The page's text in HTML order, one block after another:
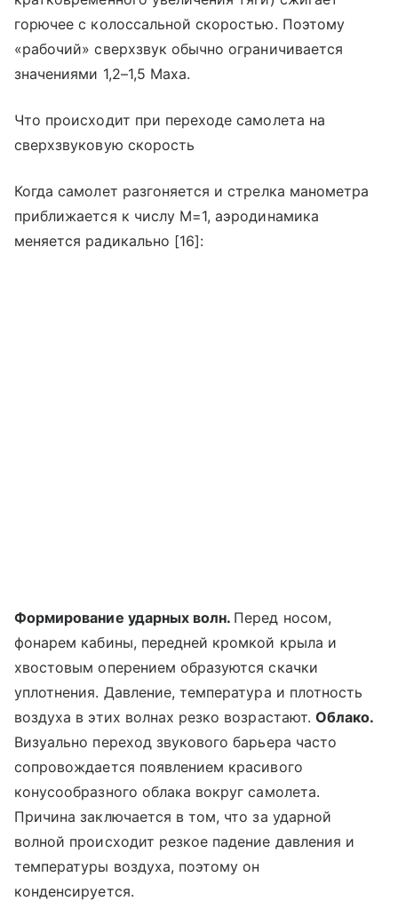
горючее с колоссальной скоростью. Поэтому
«рабочий» сверхзвук обычно ограничивается
значениями 1,2–1,5 Маха.
Что происходит при переходе самолета на
сверхзвуковую скорость
Когда самолет разгоняется и стрелка манометра
приближается к числу М=1, аэродинамика
меняется радикально [16]:
Формирование ударных волн. Перед носом,
фонарем кабины, передней кромкой крыла и
хвостовым оперением образуются скачки
уплотнения. Давление, температура и плотность
воздуха в этих волнах резко возрастают. Облако.
Визуально переход звукового барьера часто
сопровождается появлением красивого
конусообразного облака вокруг самолета.
Причина заключается в том, что за ударной
волной происходит резкое падение давления и
температуры воздуха, поэтому он
конденсируется.